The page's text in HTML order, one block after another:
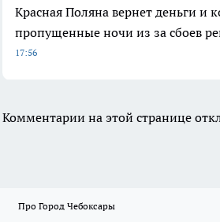
Красная Поляна вернет деньги и
пропущенные ночи из за сбоев
17:56
Комментарии на этой странице
Про Город Чебоксары